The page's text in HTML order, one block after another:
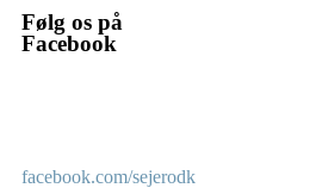
Følg os på
Facebook
facebook.com/sejerodk